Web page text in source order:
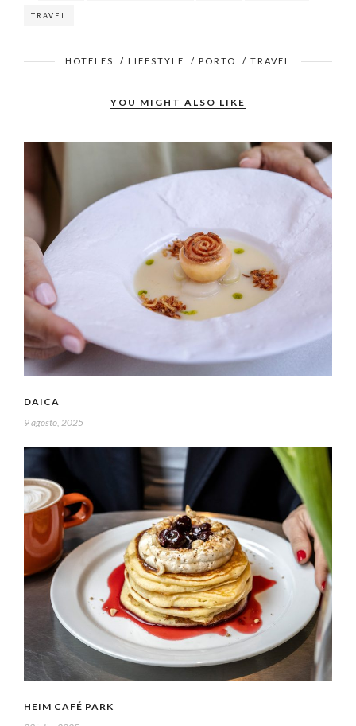
TRAVEL
HOTELES / LIFESTYLE / PORTO / TRAVEL
YOU MIGHT ALSO LIKE
DAICA
9 agosto, 2025
HEIM CAFÉ PARK